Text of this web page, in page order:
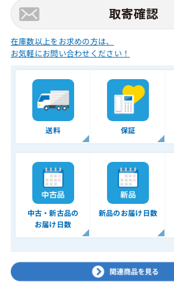
在庫数以上をお求めの方は、
お気軽にお問い合わせください！
送料 保証
中古・新古品の
お届け日数
新品のお届け日数